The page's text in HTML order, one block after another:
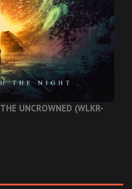
THE UNCROWNED (WLKR-